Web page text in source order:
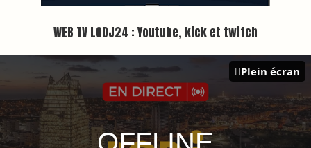
Plus d'informations sur cette page :
PRESS +
LES PLUS RÉCENTS CLASSEURS